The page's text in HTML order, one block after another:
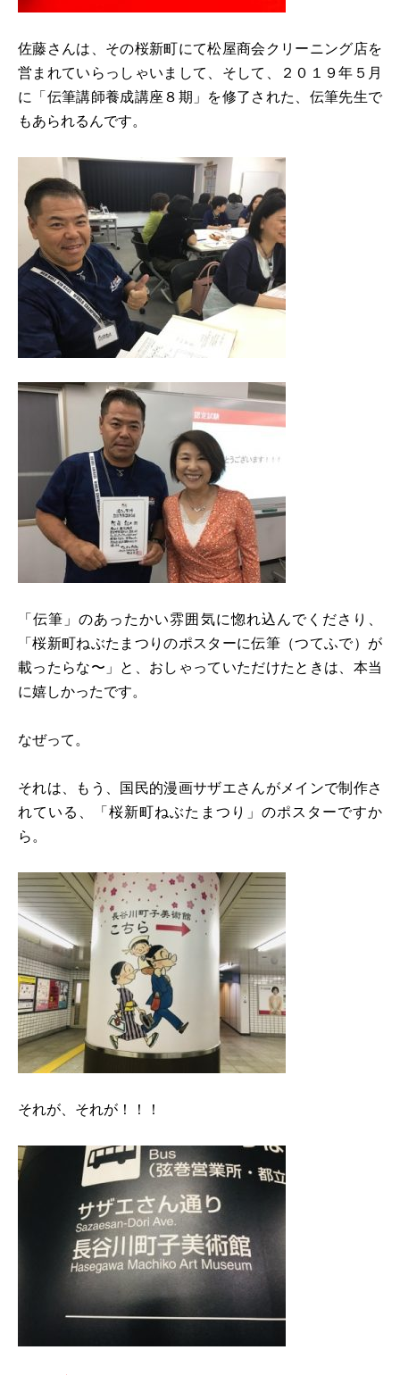
佐藤さんは、その桜新町にて松屋商会クリーニング店を
営まれていらっしゃいまして、そして、２０１９年５月
に「伝筆講師養成講座８期」を修了された、伝筆先生で
もあられるんです。
「伝筆」のあったかい雰囲気に惚れ込んでくださり、
「桜新町ねぶたまつりのポスターに伝筆（つてふで）が
載ったらな〜」と、おしゃっていただけたときは、本当
に嬉しかったです。
なぜって。
それは、もう、国民的漫画サザエさんがメインで制作さ
れている、「桜新町ねぶたまつり」のポスターですか
ら。
それが、それが！！！